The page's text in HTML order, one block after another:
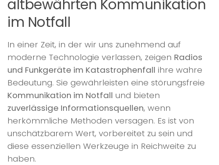
altbewährten Kommunikation
im Notfall
In einer Zeit, in der wir uns zunehmend auf
moderne Technologie verlassen, zeigen Radios
und Funkgeräte im Katastrophenfall ihre wahre
Bedeutung. Sie gewährleisten eine störungsfreie
Kommunikation im Notfall und bieten
zuverlässige Informationsquellen, wenn
herkömmliche Methoden versagen. Es ist von
unschätzbarem Wert, vorbereitet zu sein und
diese essenziellen Werkzeuge in Reichweite zu
haben.